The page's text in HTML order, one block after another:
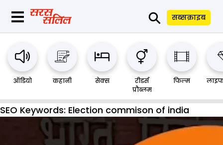
⚲ सब्सक्राइब
ऑडियो कहानी सेक्स
रीडर्स
प्रौब्लम
फिल्म
SEO Keywords: Election commison of india